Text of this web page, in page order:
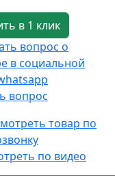
в 1 клик
вопрос
по видео